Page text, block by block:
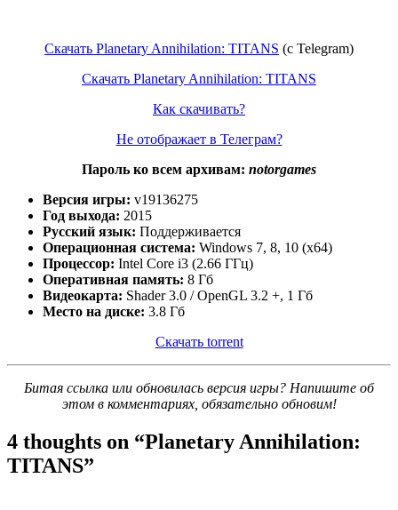
Скачать Planetary Annihilation: TITANS (с Telegram)
Скачать Planetary Annihilation: TITANS
Как скачивать?
Не отображает в Телеграм?
Пароль ко всем архивам: notorgames
Версия игры: v19136275
Год выхода: 2015
Русский язык: Поддерживается
Операционная система: Windows 7, 8, 10 (x64)
Процессор: Intel Core i3 (2.66 ГГц)
Оперативная память: 8 Гб
Видеокарта: Shader 3.0 / OpenGL 3.2 +, 1 Гб
Место на диске: 3.8 Гб
Скачать torrent
Битая ссылка или обновилась версия игры? Напишите об
этом в комментариях, обязательно обновим!
4 thoughts on “Planetary Annihilation:
TITANS”